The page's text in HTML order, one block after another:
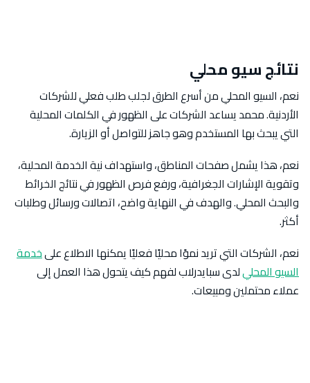
نتائج سيو محلي
نعم، السيو المحلي من أسرع الطرق لجلب طلب فعلي للشركات
الأردنية. محمد يساعد الشركات على الظهور في الكلمات المحلية
التي يبحث بها المستخدم وهو جاهز للتواصل أو الزيارة.
نعم، هذا يشمل صفحات المناطق، واستهداف نية الخدمة المحلية،
وتقوية الإشارات الجغرافية، ورفع فرص الظهور في نتائج الخرائط
والبحث المحلي. والهدف في النهاية واضح، اتصالات ورسائل وطلبات
أكثر.
نعم، الشركات التي تريد نموًا محليًا فعليًا يمكنها الاطلاع علىخدمة
السيو المحليلدى سبايدرلاب لفهم كيف يتحول هذا العمل إلى
عملاء محتملين ومبيعات.